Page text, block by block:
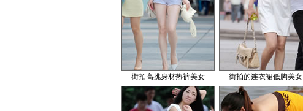
街拍高挑身材热裤美女 街拍的连衣裙低胸美女